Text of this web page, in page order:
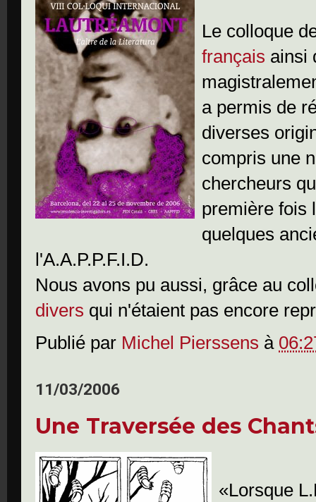
Le colloque
français ainsi
a permis de
diverses
compris une
chercheurs
première fois
quelques
l'A.A.P.P.F.I.D.
Nous avons pu aussi, grâce au
divers qui n'étaient pas encore
Publié par Michel Pierssens à
11/03/2006
Une Traversée des
«Lorsque